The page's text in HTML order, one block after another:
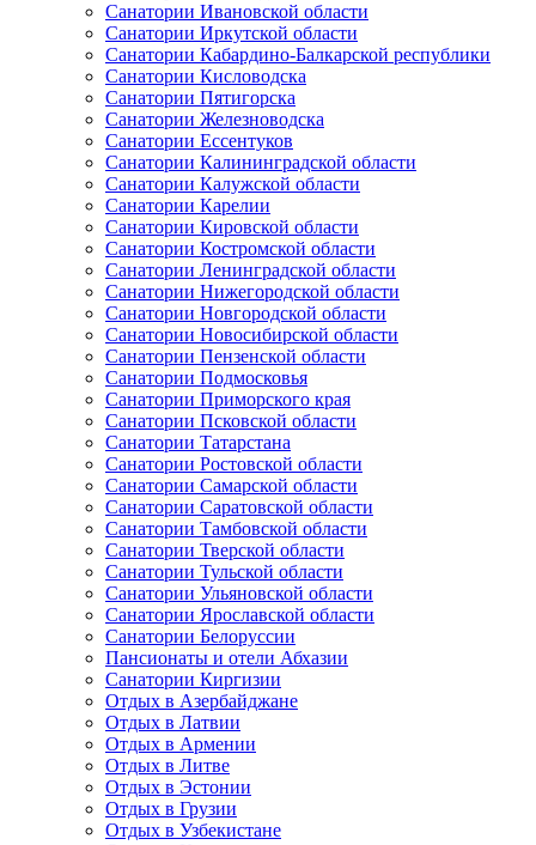
Санатории Ивановской области
Санатории Иркутской области
Санатории Кабардино-Балкарской республики
Санатории Кисловодска
Санатории Пятигорска
Санатории Железноводска
Санатории Ессентуков
Санатории Калининградской области
Санатории Калужской области
Санатории Карелии
Санатории Кировской области
Санатории Костромской области
Санатории Ленинградской области
Санатории Нижегородской области
Санатории Новгородской области
Санатории Новосибирской области
Санатории Пензенской области
Санатории Подмосковья
Санатории Приморского края
Санатории Псковской области
Санатории Татарстана
Санатории Ростовской области
Санатории Самарской области
Санатории Саратовской области
Санатории Тамбовской области
Санатории Тверской области
Санатории Тульской области
Санатории Ульяновской области
Санатории Ярославской области
Санатории Белоруссии
Пансионаты и отели Абхазии
Санатории Киргизии
Отдых в Азербайджане
Отдых в Латвии
Отдых в Армении
Отдых в Литве
Отдых в Эстонии
Отдых в Грузии
Отдых в Узбекистане